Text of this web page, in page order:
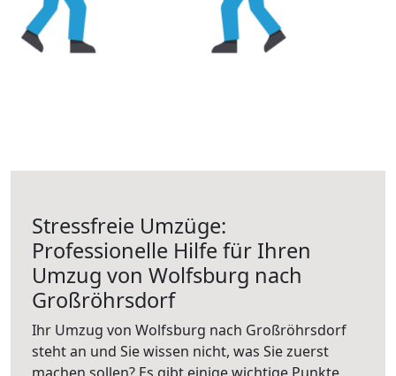
Stressfreie Umzüge:
Professionelle Hilfe für Ihren
Umzug von Wolfsburg nach
Großröhrsdorf
Ihr Umzug von Wolfsburg nach Großröhrsdorf
steht an und Sie wissen nicht, was Sie zuerst